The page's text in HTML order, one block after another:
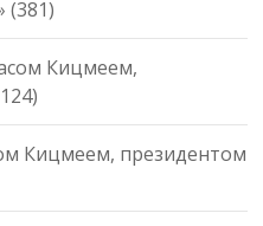
(381)
Кицмеем,
Кицмеем, президентом